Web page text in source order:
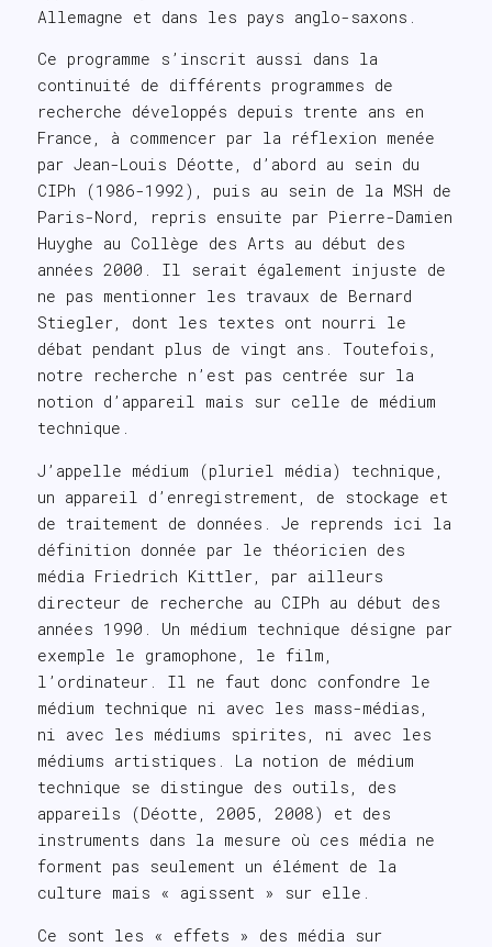
Allemagne et dans les pays anglo-saxons.
Ce programme s’inscrit aussi dans la
continuité de différents programmes de
recherche développés depuis trente ans en
France, à commencer par la réflexion menée
par Jean-Louis Déotte, d’abord au sein du
CIPh (1986-1992), puis au sein de la MSH de
Paris-Nord, repris ensuite par Pierre-Damien
Huyghe au Collège des Arts au début des
années 2000. Il serait également injuste de
ne pas mentionner les travaux de Bernard
Stiegler, dont les textes ont nourri le
débat pendant plus de vingt ans. Toutefois,
notre recherche n’est pas centrée sur la
notion d’appareil mais sur celle de médium
technique.
J’appelle médium (pluriel média) technique,
un appareil d’enregistrement, de stockage et
de traitement de données. Je reprends ici la
définition donnée par le théoricien des
média Friedrich Kittler, par ailleurs
directeur de recherche au CIPh au début des
années 1990. Un médium technique désigne par
exemple le gramophone, le film,
l’ordinateur. Il ne faut donc confondre le
médium technique ni avec les mass-médias,
ni avec les médiums spirites, ni avec les
médiums artistiques. La notion de médium
technique se distingue des outils, des
appareils (Déotte, 2005, 2008) et des
instruments dans la mesure où ces média ne
forment pas seulement un élément de la
culture mais « agissent » sur elle.
Ce sont les « effets » des média sur